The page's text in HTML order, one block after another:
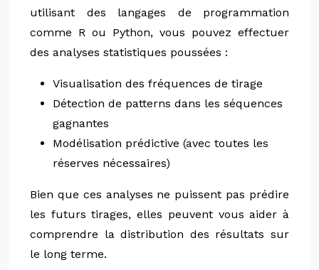
utilisant des langages de programmation
comme R ou Python, vous pouvez effectuer
des analyses statistiques poussées :
Visualisation des fréquences de tirage
Détection de patterns dans les séquences
gagnantes
Modélisation prédictive (avec toutes les
réserves nécessaires)
Bien que ces analyses ne puissent pas prédire
les futurs tirages, elles peuvent vous aider à
comprendre la distribution des résultats sur
le long terme.